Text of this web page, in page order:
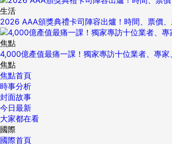
生活
2026 AAA頒獎典禮卡司陣容出爐！時間、票價
焦點
4,000億產值最痛一課！獨家專訪十位業者、專
焦點
焦點首頁
時事分析
封面故事
今日最新
大家都在看
國際
國際首頁